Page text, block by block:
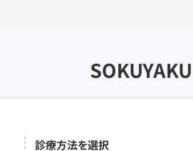
SOKUYAKU
診療方法を選択